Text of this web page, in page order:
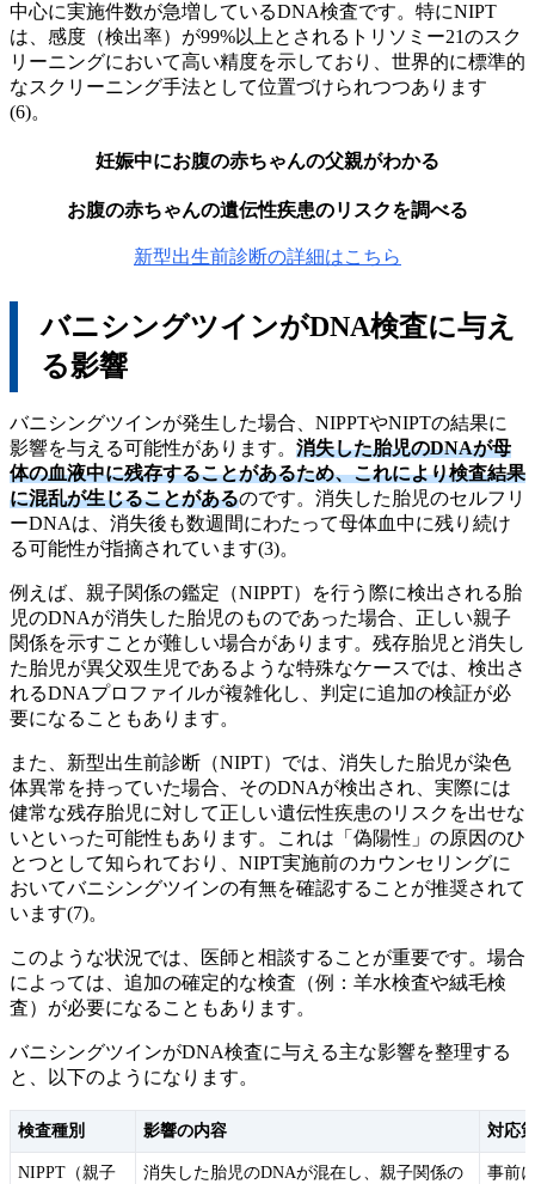
中心に実施件数が急増しているDNA検査です。特にNIPT
は、感度（検出率）が99%以上とされるトリソミー21のスク
リーニングにおいて高い精度を示しており、世界的に標準的
なスクリーニング手法として位置づけられつつあります
(6)。
妊娠中にお腹の赤ちゃんの父親がわかる
お腹の赤ちゃんの遺伝性疾患のリスクを調べる
新型出生前診断の詳細はこちら
バニシングツインがDNA検査に与え
る影響
バニシングツインが発生した場合、NIPPTやNIPTの結果に
影響を与える可能性があります。 消失した胎児のDNAが母
体の血液中に残存することがあるため、これにより検査結果
に混乱が生じることがあるのです。消失した胎児のセルフリ
ーDNAは、消失後も数週間にわたって母体血中に残り続け
る可能性が指摘されています(3)。
例えば、親子関係の鑑定（NIPPT）を行う際に検出される胎
児のDNAが消失した胎児のものであった場合、正しい親子
関係を示すことが難しい場合があります。残存胎児と消失し
た胎児が異父双生児であるような特殊なケースでは、検出さ
れるDNAプロファイルが複雑化し、判定に追加の検証が必
要になることもあります。
また、新型出生前診断（NIPT）では、消失した胎児が染色
体異常を持っていた場合、そのDNAが検出され、実際には
健常な残存胎児に対して正しい遺伝性疾患のリスクを出せな
いといった可能性もあります。これは「偽陽性」の原因のひ
とつとして知られており、NIPT実施前のカウンセリングに
おいてバニシングツインの有無を確認することが推奨されて
います(7)。
このような状況では、医師と相談することが重要です。場合
によっては、追加の確定的な検査（例：羊水検査や絨毛検
査）が必要になることもあります。
バニシングツインがDNA検査に与える主な影響を整理する
と、以下のようになります。
検査種別 影響の内容 対応
NIPPT（親子
消失した胎児のDNAが混在し、親子関係の
事前